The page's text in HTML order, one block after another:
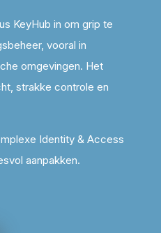
KeyHub in om grip te
vooral in
omgevingen. Het
strakke controle en
Identity & Access
aanpakken.